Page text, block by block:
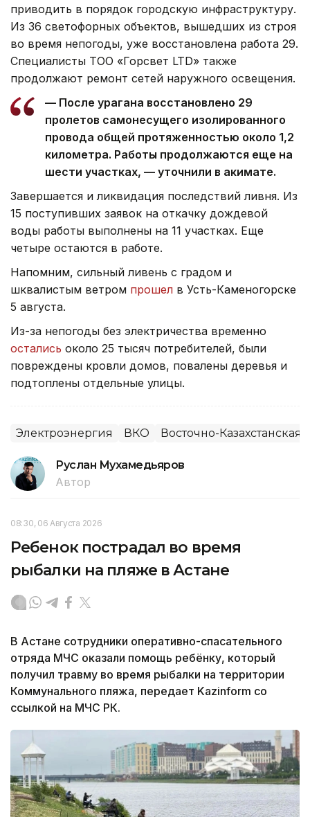
приводить в порядок городскую инфраструктуру.
Из 36 светофорных объектов, вышедших из строя
во время непогоды, уже восстановлена работа 29.
Специалисты ТОО «Горсвет LTD» также
продолжают ремонт сетей наружного освещения.
— После урагана восстановлено 29
пролетов самонесущего изолированного
провода общей протяженностью около 1,2
километра. Работы продолжаются еще на
шести участках, — уточнили в акимате.
Завершается и ликвидация последствий ливня. Из
15 поступивших заявок на откачку дождевой
воды работы выполнены на 11 участках. Еще
четыре остаются в работе.
Напомним, сильный ливень с градом и
шквалистым ветром прошел в Усть-Каменогорске
5 августа.
Из-за непогоды без электричества временно
остались около 25 тысяч потребителей, были
повреждены кровли домов, повалены деревья и
подтоплены отдельные улицы.
Электроэнергия ВКО Восточно-Казахстанская
Руслан Мухамедьяров
Автор
08:30, 06 Августа 2026
Ребенок пострадал во время
рыбалки на пляже в Астане
В Астане сотрудники оперативно-спасательного
отряда МЧС оказали помощь ребёнку, который
получил травму во время рыбалки на территории
Коммунального пляжа, передает Kazinform со
ссылкой на МЧС РК.